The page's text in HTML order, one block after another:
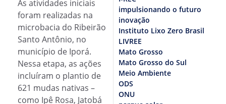
As atividades iniciais
foram realizadas na
microbacia do Ribeirão
Santo Antônio, no
município de Iporá.
Nessa etapa, as ações
incluíram o plantio de
621 mudas nativas –
como Ipê Rosa, Jatobá
impulsionando o futuro
inovação
Instituto Lixo Zero Brasil
LIVREE
Mato Grosso
Mato Grosso do Sul
Meio Ambiente
ODS
ONU